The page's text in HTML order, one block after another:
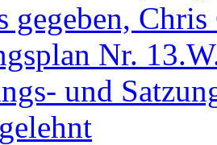
gegeben,
Nr.
und